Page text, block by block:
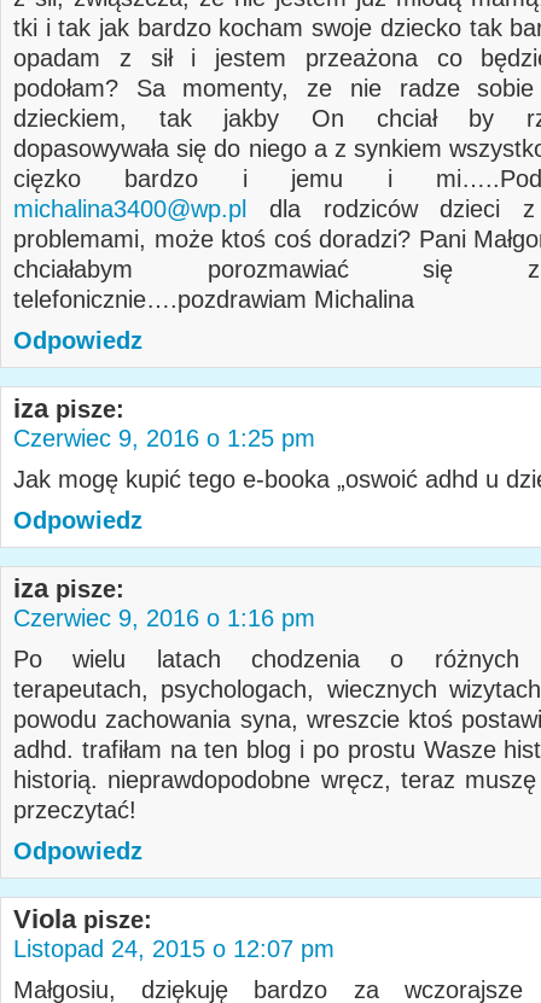
tki i tak jak bardzo kocham swoje dziecko tak
opadam z sił i jestem przeażona co
podołam? Sa momenty, ze nie radze sobie
dzieckiem, tak jakby On chciał by
dopasowywała się do niego a z synkiem
cięzko bardzo i jemu i
michalina3400@wp.pl
dla rodziców dzieci z
problemami, może ktoś coś doradzi? Pani
chciałabym porozmawiać się
telefonicznie….pozdrawiam Michalina
Odpowiedz
iza pisze:
Czerwiec 9, 2016 o 1:25 pm
Jak mogę kupić tego e-booka „oswoić adhd u
Odpowiedz
iza pisze:
Czerwiec 9, 2016 o 1:16 pm
Po wielu latach chodzenia o różnych
terapeutach, psychologach, wiecznych
powodu zachowania syna, wreszcie ktoś
adhd. trafiłam na ten blog i po prostu Wasze
historią. nieprawdopodobne wręcz, teraz
przeczytać!
Odpowiedz
Viola pisze:
Listopad 24, 2015 o 12:07 pm
Małgosiu, dziękuję bardzo za wczorajsze